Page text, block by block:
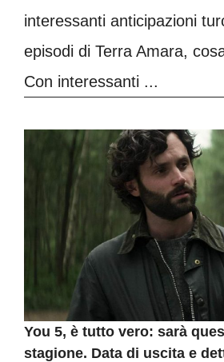
interessanti anticipazioni
episodi di Terra Amara,
Con interessanti ...
You 5, è tutto vero: sarà
stagione. Data di uscita e